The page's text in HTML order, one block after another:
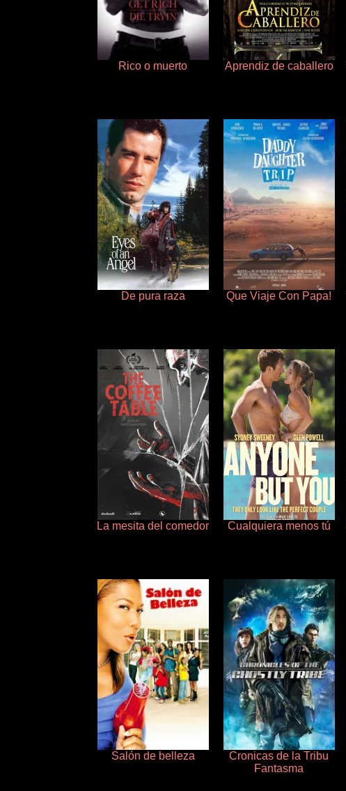
Rico o muerto Aprendiz de caballero
De pura raza Que Viaje Con Papa!
La mesita del comedor Cualquiera menos tú
Salón de belleza
Cronicas de la Tribu
Fantasma